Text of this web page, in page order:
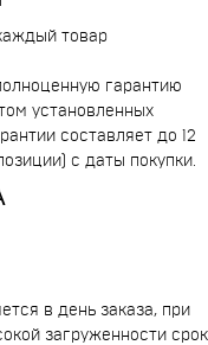
товар
гарантию
установленных
составляет до 12
с даты покупки.
в день заказа, при
загруженности срок